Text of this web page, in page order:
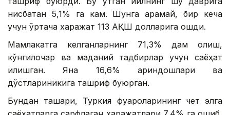
нисбатан 5,1% га кам. Шунга қарамай, бир кеча
учун ўртача харажат 113 АҚШ долларига ошди.
Мамлакатга келганларнинг 71,3% дам олиш,
кўнгилочар ва маданий тадбирлар учун саёҳат
қилишган. Яна 16,6% қариндошлари ва
дўстлариникига ташриф буюрган.
Бундан ташқари, Туркия фуқароларининг чет элга